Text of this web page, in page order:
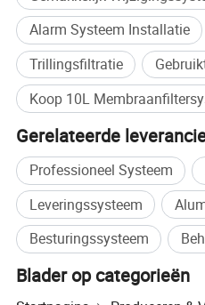
Alarm Systeem Installatie
Trillingsfiltratie
Koop 10L
Gerelateerde
Professioneel Systeem
Leveringssysteem
Besturingssysteem
Blader op categorieën